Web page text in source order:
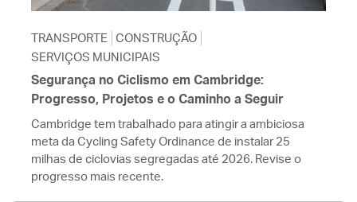
TRANSPORTE CONSTRUÇÃO
SERVIÇOS MUNICIPAIS
Segurança no Ciclismo em Cambridge:
Progresso, Projetos e o Caminho a Seguir
Cambridge tem trabalhado para atingir a ambiciosa
meta da Cycling Safety Ordinance de instalar 25
milhas de ciclovias segregadas até 2026. Revise o
progresso mais recente.